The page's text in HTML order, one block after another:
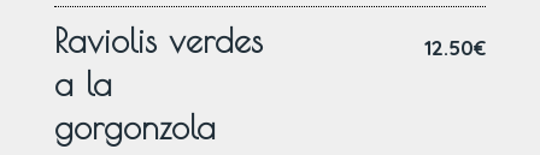
Raviolis verdes
a la
gorgonzola
12.50€